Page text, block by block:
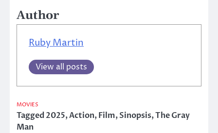
Author
Ruby Martin
View all posts
MOVIES
Tagged2025,Action,Film,Sinopsis,The Gray
Man